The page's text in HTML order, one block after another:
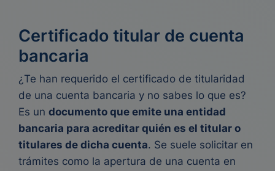
Certificado titular de cuenta
bancaria
¿Te han requerido el certificado de titularidad
de una cuenta bancaria y no sabes lo que es?
Es un documento que emite una entidad
bancaria para acreditar quién es el titular o
titulares de dicha cuenta. Se suele solicitar en
trámites como la apertura de una cuenta en